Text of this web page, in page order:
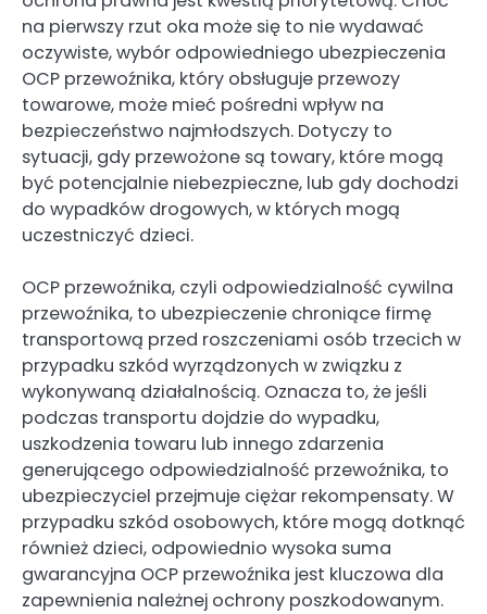
na pierwszy rzut oka może się to nie wydawać
oczywiste, wybór odpowiedniego ubezpieczenia
OCP przewoźnika, który obsługuje przewozy
towarowe, może mieć pośredni wpływ na
bezpieczeństwo najmłodszych. Dotyczy to
sytuacji, gdy przewożone są towary, które mogą
być potencjalnie niebezpieczne, lub gdy dochodzi
do wypadków drogowych, w których mogą
uczestniczyć dzieci.
OCP przewoźnika, czyli odpowiedzialność cywilna
przewoźnika, to ubezpieczenie chroniące firmę
transportową przed roszczeniami osób trzecich w
przypadku szkód wyrządzonych w związku z
wykonywaną działalnością. Oznacza to, że jeśli
podczas transportu dojdzie do wypadku,
uszkodzenia towaru lub innego zdarzenia
generującego odpowiedzialność przewoźnika, to
ubezpieczyciel przejmuje ciężar rekompensaty. W
przypadku szkód osobowych, które mogą dotknąć
również dzieci, odpowiednio wysoka suma
gwarancyjna OCP przewoźnika jest kluczowa dla
zapewnienia należnej ochrony poszkodowanym.